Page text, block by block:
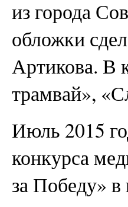
из города
обложки
Артикова. В
трамвай»,
Июль 2015
конкурса
за Победу»